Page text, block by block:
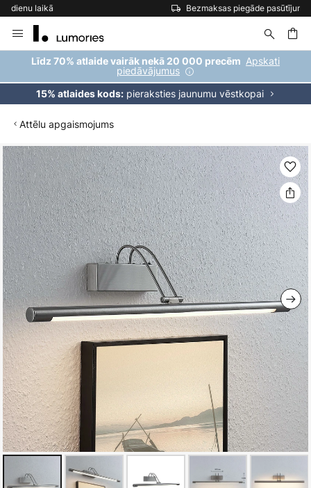
Bezmaksas piegāde pasūtījumiem virs 69 €
to
Content
Līdz 70% atlaide vairāk nekā 20 000 precēm Apskati
piedāvājumus
15% atlaides kods:pieraksties jaunumu vēstkopai
Attēlu apgaismojums
Iet
uz
galerijas
beigām